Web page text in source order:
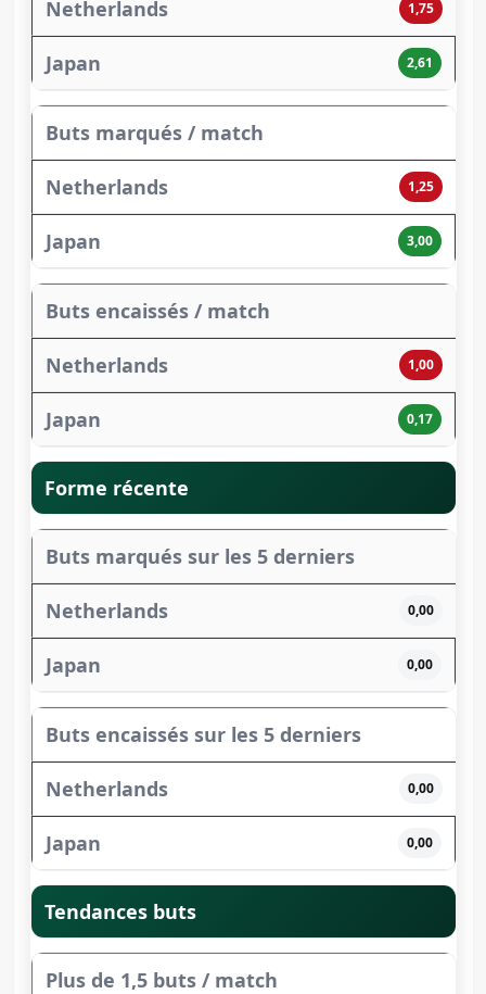
1,75
2,61
Buts marqués / match
1,25
3,00
Buts encaissés / match
1,00
0,17
Forme récente
Buts marqués sur les 5 derniers
0,00
0,00
Buts encaissés sur les 5 derniers
0,00
0,00
Tendances buts
Plus de 1,5 buts / match